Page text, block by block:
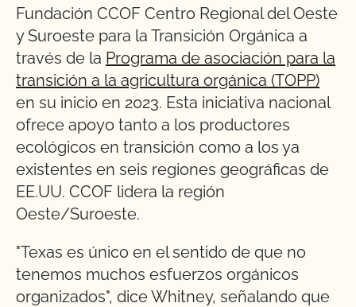
Fundación CCOF Centro Regional del Oeste
y Suroeste para la Transición Orgánica a
través de la Programa de asociación para la
transición a la agricultura orgánica (TOPP)
en su inicio en 2023. Esta iniciativa nacional
ofrece apoyo tanto a los productores
ecológicos en transición como a los ya
existentes en seis regiones geográficas de
EE.UU. CCOF lidera la región
Oeste/Suroeste.
"Texas es único en el sentido de que no
tenemos muchos esfuerzos orgánicos
organizados", dice Whitney, señalando que